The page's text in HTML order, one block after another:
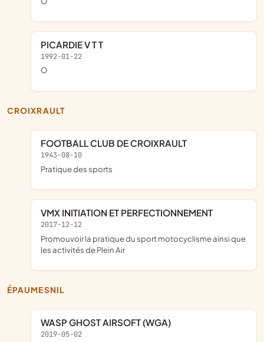
PICARDIE V T T
1992-01-22
o
CROIXRAULT
FOOTBALL CLUB DE CROIXRAULT
1943-08-10
pratique des sports
VMX INITIATION ET PERFECTIONNEMENT
2017-12-12
promouvoir la pratique du sport motocyclisme ainsi que
les activités de Plein Air
ÉPAUMESNIL
WASP GHOST AIRSOFT (WGA)
2019-05-02